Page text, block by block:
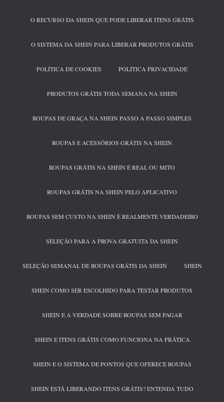
O RECURSO DA SHEIN QUE PODE LIBERAR ITENS GRÁTIS
O SISTEMA DA SHEIN PARA LIBERAR PRODUTOS GRÁTIS
POLÍTICA DE COOKIES POLÍTICA PRIVACIDADE
PRODUTOS GRÁTIS TODA SEMANA NA SHEIN
ROUPAS DE GRAÇA NA SHEIN PASSO A PASSO SIMPLES
ROUPAS E ACESSÓRIOS GRÁTIS NA SHEIN
ROUPAS GRÁTIS NA SHEIN É REAL OU MITO
ROUPAS GRÁTIS NA SHEIN PELO APLICATIVO
ROUPAS SEM CUSTO NA SHEIN É REALMENTE VERDADEIRO
SELEÇÃO PARA A PROVA GRATUITA DA SHEIN
SELEÇÃO SEMANAL DE ROUPAS GRÁTIS DA SHEIN SHEIN
SHEIN COMO SER ESCOLHIDO PARA TESTAR PRODUTOS
SHEIN E A VERDADE SOBRE ROUPAS SEM PAGAR
SHEIN E ITENS GRÁTIS COMO FUNCIONA NA PRÁTICA
SHEIN E O SISTEMA DE PONTOS QUE OFERECE ROUPAS
SHEIN ESTÁ LIBERANDO ITENS GRÁTIS? ENTENDA TUDO